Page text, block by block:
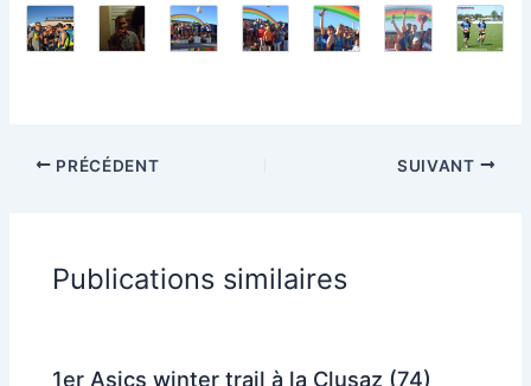
PRÉCÉDENT SUIVANT
Publications similaires
1er Asics winter trail à la Clusaz (74)